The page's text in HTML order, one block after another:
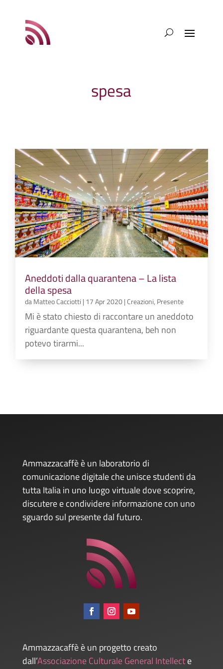
spesa
Aneddoti dalla quarantena – La lista
della spesa
daMatteo Cacciotti | 17 Apr 2020|Creazioni, Presente
Mi è stato chiesto di raccontare un aneddoto
riguardante questa quarantena, beh non
potevo tirarmi...
Ammazzacaffè è un laboratorio di
comunicazione digitale che unisce studenti da
tutta Italia in uno luogo virtuale dove scoprire,
discutere e condividere informazione con uno
sguardo sul presente dal futuro.
Ammazzacaffè è un progetto creato
dall’Associazione Culturale General Intellecte